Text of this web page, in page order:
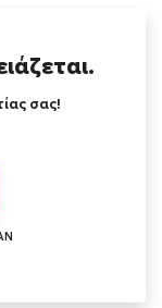
σας!